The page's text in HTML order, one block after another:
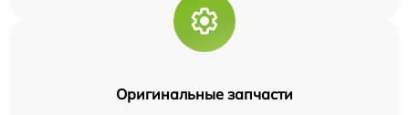
Оригинальные запчасти